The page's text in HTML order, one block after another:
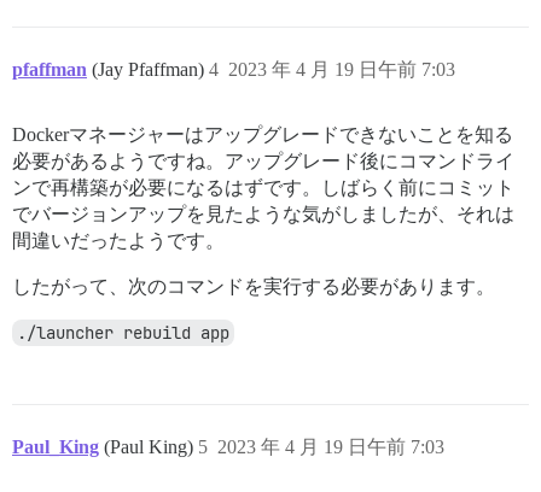
Using activejob 7.0.4.3
Using omniauth-oauth2 1.7.3
Using omniauth-oauth 1.2.0
Using aws-sdk-s3 1.114.0
Using actionpack 7.0.4.3
Using actionview_precompiler 0.2.3
Using discourse-seed-fu 2.3.12
Using omniauth-github 1.4.0
Using omniauth-twitter 1.4.0
Using lograge 0.12.0
Fetching rails_failover 1.0.0
pfaffman (Jay Pfaffman) 2023 年 4 月 19 日午前 7:03
4
Dockerマネージャーはアップグレードできないことを知る
必要があるようですね。アップグレード後にコマンドライ
ンで再構築が必要になるはずです。しばらく前にコミット
でバージョンアップを見たような気がしましたが、それは
間違いだったようです。
したがって、次のコマンドを実行する必要があります。
./launcher rebuild app
Paul_King (Paul King) 2023 年 4 月 19 日午前 7:03
5